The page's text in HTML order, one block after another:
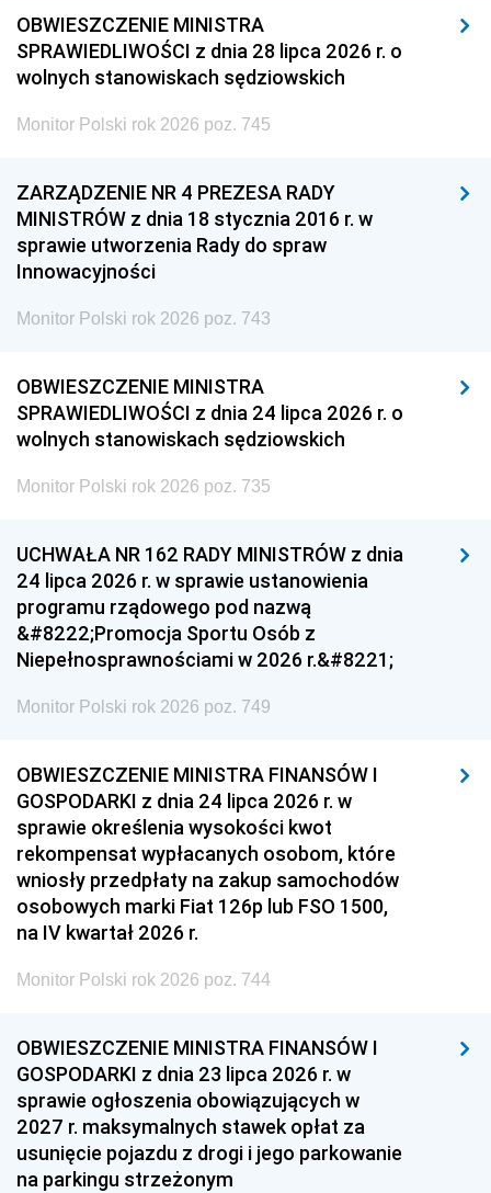
OBWIESZCZENIE MINISTRA
SPRAWIEDLIWOŚCI z dnia 28 lipca 2026 r. o
wolnych stanowiskach sędziowskich
Monitor Polski rok 2026 poz. 745
ZARZĄDZENIE NR 4 PREZESA RADY
MINISTRÓW z dnia 18 stycznia 2016 r. w
sprawie utworzenia Rady do spraw
Innowacyjności
Monitor Polski rok 2026 poz. 743
OBWIESZCZENIE MINISTRA
SPRAWIEDLIWOŚCI z dnia 24 lipca 2026 r. o
wolnych stanowiskach sędziowskich
Monitor Polski rok 2026 poz. 735
UCHWAŁA NR 162 RADY MINISTRÓW z dnia
24 lipca 2026 r. w sprawie ustanowienia
programu rządowego pod nazwą
&#8222;Promocja Sportu Osób z
Niepełnosprawnościami w 2026 r.&#8221;
Monitor Polski rok 2026 poz. 749
OBWIESZCZENIE MINISTRA FINANSÓW I
GOSPODARKI z dnia 24 lipca 2026 r. w
sprawie określenia wysokości kwot
rekompensat wypłacanych osobom, które
wniosły przedpłaty na zakup samochodów
osobowych marki Fiat 126p lub FSO 1500,
na IV kwartał 2026 r.
Monitor Polski rok 2026 poz. 744
OBWIESZCZENIE MINISTRA FINANSÓW I
GOSPODARKI z dnia 23 lipca 2026 r. w
sprawie ogłoszenia obowiązujących w
2027 r. maksymalnych stawek opłat za
usunięcie pojazdu z drogi i jego parkowanie
na parkingu strzeżonym